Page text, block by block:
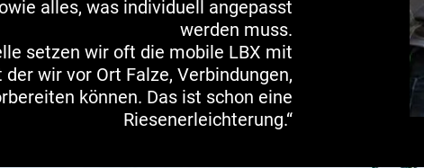
alles, was individuell angepasst
werden muss.
setzen wir oft die mobile LBX mit
wir vor Ort Falze, Verbindungen,
können. Das ist schon eine
Riesenerleichterung.“